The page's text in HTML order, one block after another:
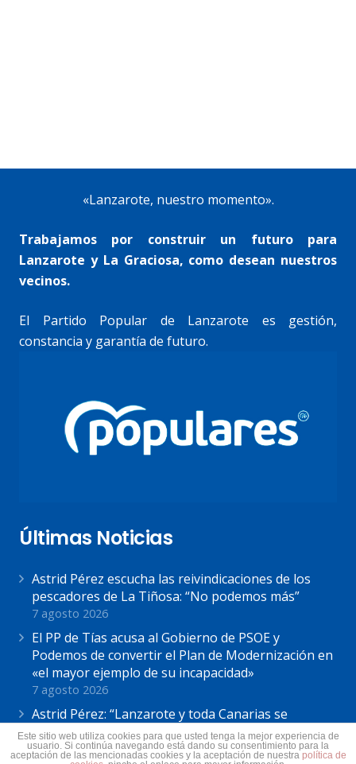
«Lanzarote, nuestro momento».
Trabajamos por construir un futuro para
Lanzarote y La Graciosa, como desean nuestros
vecinos.
El Partido Popular de Lanzarote es gestión,
constancia y garantía de futuro.
Últimas Noticias
Astrid Pérez escucha las reivindicaciones de los
pescadores de La Tiñosa: “No podemos más”
7 agosto 2026
El PP de Tías acusa al Gobierno de PSOE y
Podemos de convertir el Plan de Modernización en
«el mayor ejemplo de su incapacidad»
7 agosto 2026
Astrid Pérez: “Lanzarote y toda Canarias se
solidariza con Ceuta: España no puede seguir sin
una política migratoria de Estado”
Este sitio web utiliza cookies para que usted tenga la mejor experiencia de
usuario. Si continúa navegando está dando su consentimiento para la
aceptación de las mencionadas cookies y la aceptación de nuestra política de